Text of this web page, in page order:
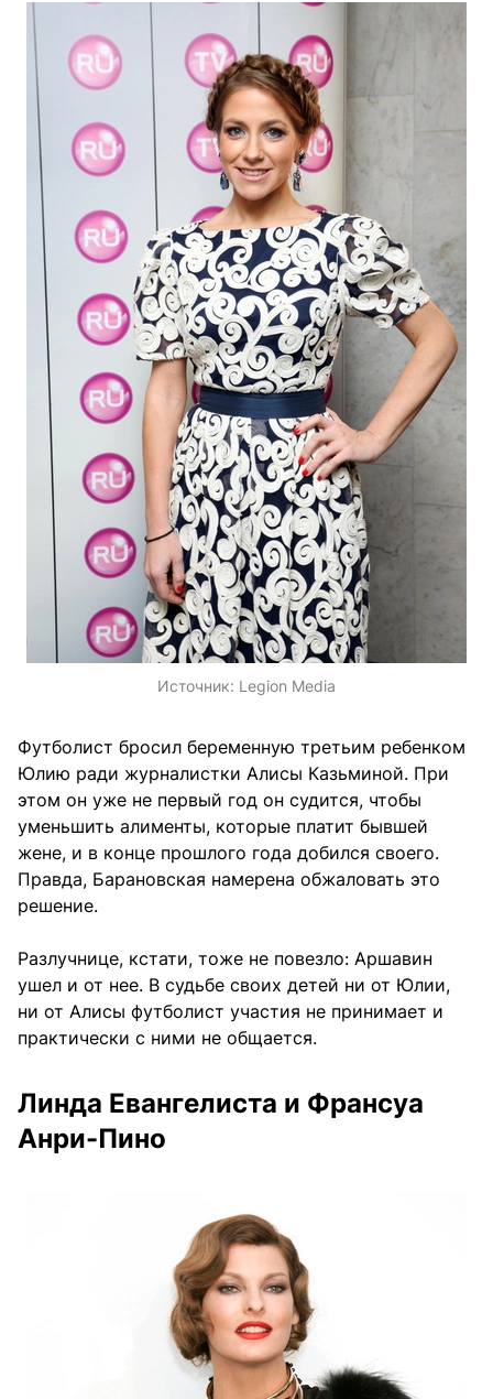
Источник: Legion Media
Футболист бросил беременную третьим ребенком
Юлию ради журналистки Алисы Казьминой. При
этом он уже не первый год он судится, чтобы
уменьшить алименты, которые платит бывшей
жене, и в конце прошлого года добился своего.
Правда, Барановская намерена обжаловать это
решение.
Разлучнице, кстати, тоже не повезло: Аршавин
ушел и от нее. В судьбе своих детей ни от Юлии,
ни от Алисы футболист участия не принимает и
практически с ними не общается.
Линда Евангелиста и Франсуа
Анри-Пино